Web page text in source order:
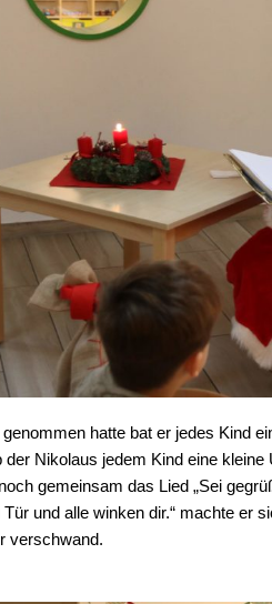
hatte bat er jedes Kind
der Nikolaus jedem Kind eine
gemeinsam das Lied „Sei
und alle winken dir.“ machte er
verschwand.